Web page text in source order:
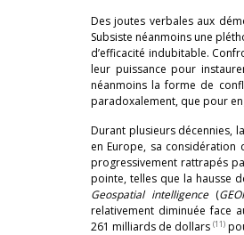
Des joutes verbales aux
Subsiste néanmoins une
d’efficacité indubitable.
leur puissance pour
néanmoins la forme de
paradoxalement, que pour
Durant plusieurs décennies,
en Europe, sa considération
progressivement rattrapés
pointe, telles que la hausse
Geospatial intelligence(
relativement diminuée face
261 milliards de dollars (11)